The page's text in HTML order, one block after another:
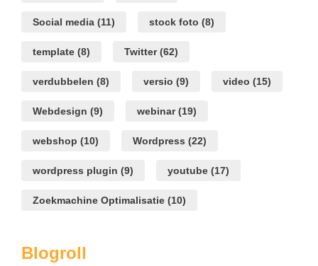
Social media (11) stock foto (8)
template (8) Twitter(62)
verdubbelen (8) versio (9) video (15)
Webdesign (9) webinar(19)
webshop (10) Wordpress (22)
wordpress plugin (9) youtube (17)
Zoekmachine Optimalisatie (10)
Blogroll